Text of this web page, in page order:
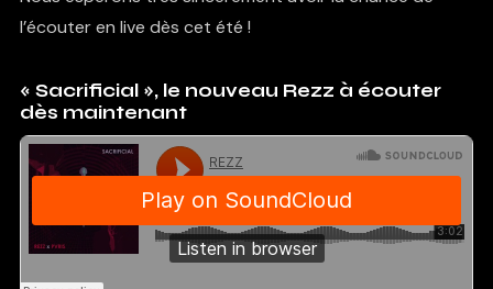
l’écouter en live dès cet été !
« Sacrificial », le nouveau Rezz à écouter
dès maintenant